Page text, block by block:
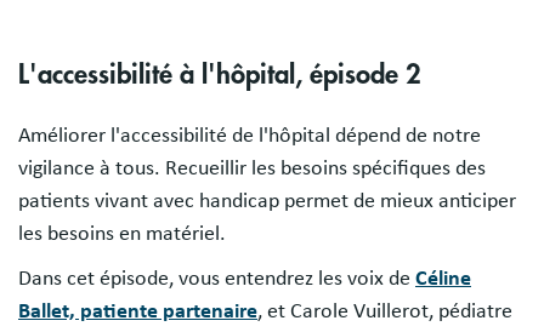
L'accessibilité à l'hôpital, épisode 2
Améliorer l'accessibilité de l'hôpital dépend de notre
vigilance à tous. Recueillir les besoins spécifiques des
patients vivant avec handicap permet de mieux anticiper
les besoins en matériel.
Dans cet épisode, vous entendrez les voix de Céline
Ballet, patiente partenaire, et Carole Vuillerot, pédiatre